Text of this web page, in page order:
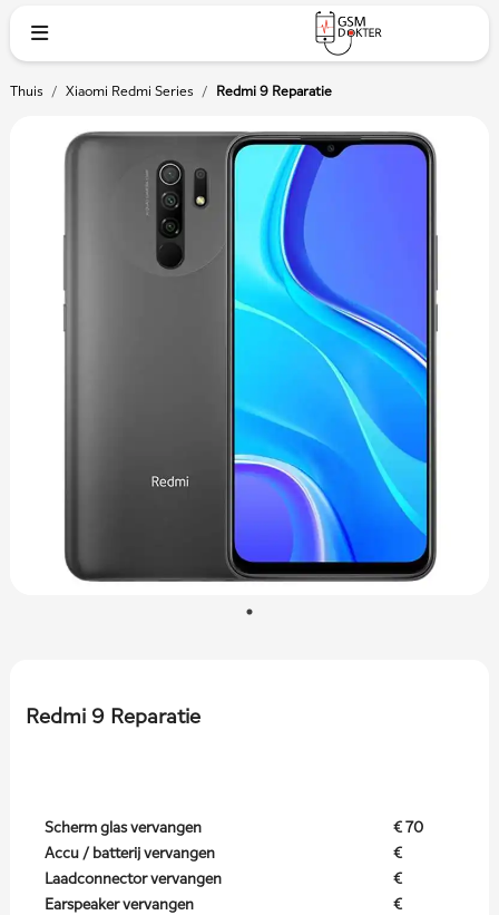
Thuis / Xiaomi Redmi Series / Redmi 9 Reparatie
Redmi 9 Reparatie
Scherm glas vervangen
€ 70
Accu / batterij vervangen
€
Laadconnector vervangen
€
Earspeaker vervangen
€